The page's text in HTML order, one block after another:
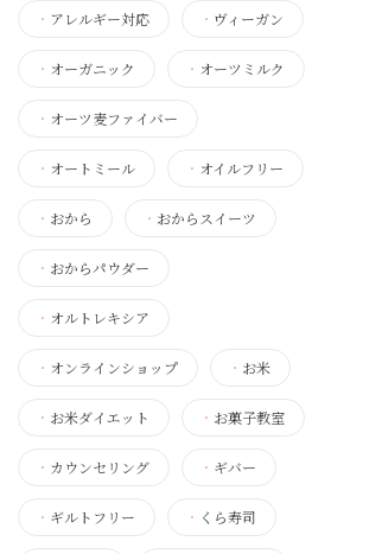
・ アレルギー対応 ・ ヴィーガン
・ オーガニック ・ オーツミルク
・ オーツ麦ファイバー
・ オートミール ・ オイルフリー
・ おから ・ おからスイーツ
・ おからパウダー
・ オルトレキシア
・ オンラインショップ ・ お米
・ お米ダイエット ・ お菓子教室
・ カウンセリング ・ ギバー
・ ギルトフリー ・ くら寿司